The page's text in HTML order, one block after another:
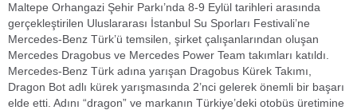
Maltepe Orhangazi Şehir Parkı’nda 8-9 Eylül tarihleri arasında
gerçekleştirilen Uluslararası İstanbul Su Sporları Festivali’ne
Mercedes-Benz Türk’ü temsilen, şirket çalışanlarından oluşan
Mercedes Dragobus ve Mercedes Power Team takımları katıldı.
Mercedes-Benz Türk adına yarışan Dragobus Kürek Takımı,
Dragon Bot adlı kürek yarışmasında 2’nci gelerek önemli bir başarı
elde etti. Adını “dragon” ve markanın Türkiye’deki otobüs üretimine